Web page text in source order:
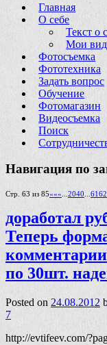
Главная
О себе
Текст о
Мои
Фотосъемка
Фототехника
Задать вопрос
Обучение
Фотомагазин
Видеосъемка
Поиск
Навигация по
Стр. 63 из 85««« 2040 6162
доработал
Теперь
по 30шт.
Posted on 24.08.2012
7
http://evtifeev.com/